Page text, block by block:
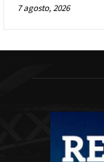
7 agosto, 2026